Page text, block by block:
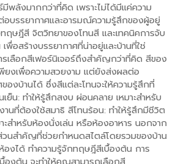
มีพลังมากกว่าที่คิด เพราะไม่ได้มีแค่ความ
บรรยากาศและอารมณ์ความรู้สึกของผู้อยู่
ทฤษฎีสี จิตวิทยาของโทนสี และเทคนิคการจับ
พื่อสร้างบรรยากาศที่น่าอยู่และบ้านที่ใช่
เลือกสีเฟอร์นิเจอร์ถึงสำคัญกว่าที่คิด สีของ
พียงเพื่อความสวยงาม แต่ยังส่งผลต่อ
องบ้านได้ ซึ่งสีแต่ละโทนจะให้ความรู้สึกที่
ย็น: ทำให้รู้สึกสงบ ผ่อนคลาย เหมาะสำหรับ
นที่ต้องใช้สมาธิ สีโทนร้อน: ทำให้รู้สึกมีชีวิต
ะสำหรับห้องนั่งเล่น หรือห้องอาหาร นอกจาก
วนสำคัญที่ช่วยกำหนดสไตล์โดยรวมของบ้าน
องได้ ทำความรู้จักทฤษฎีสีเบื้องต้น การ